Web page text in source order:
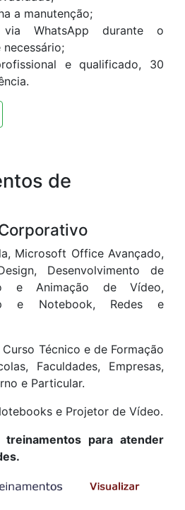
a manutenção;
via WhatsApp durante o
e qualificado, 30
de
Microsoft Office Avançado,
Desenvolvimento de
e Animação de Vídeo,
e Notebook, Redes e
Técnico e de Formação
Faculdades, Empresas,
e Particular.
e Projetor de Vídeo.
treinamentos para atender